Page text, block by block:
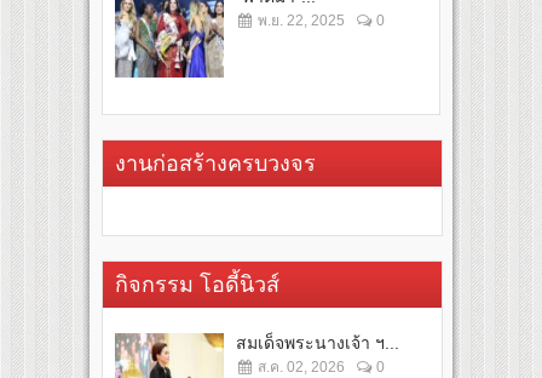
พ.ย. 22, 2025 0
งานก่อสร้างครบวงจร
กิจกรรม โอดี้นิวส์
สมเด็จพระนางเจ้า ฯ...
ส.ค. 02, 2026 0